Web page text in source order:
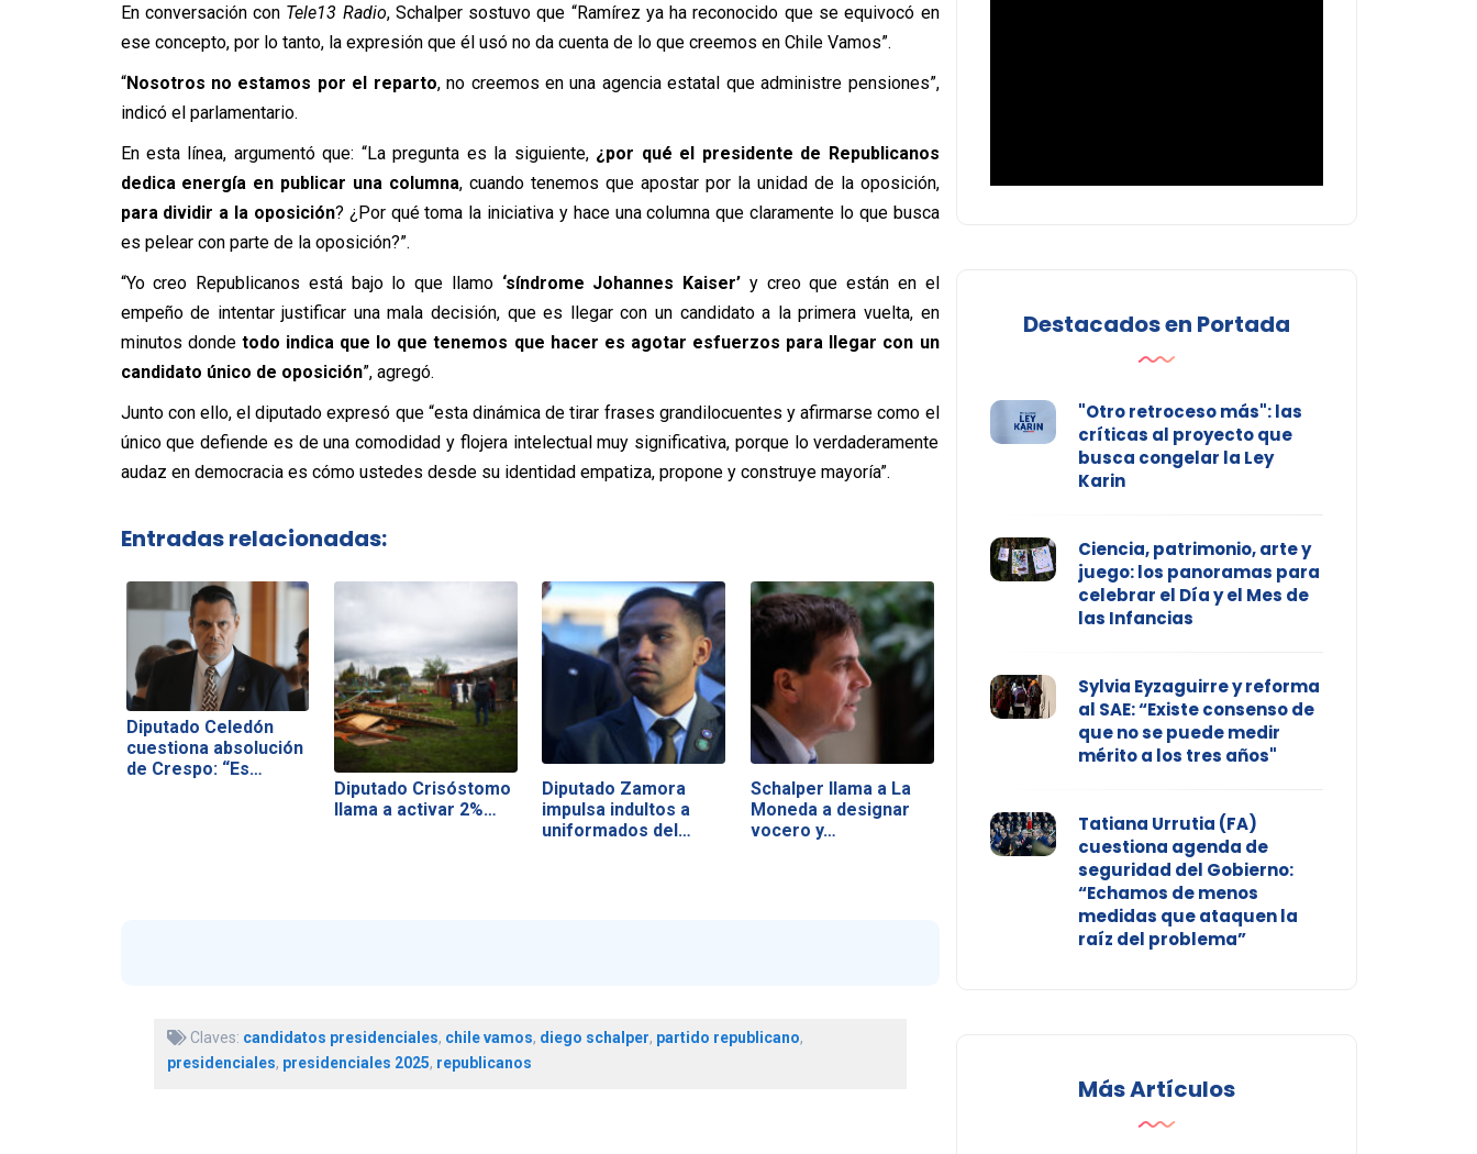
En conversación con Tele13 Radio, Schalper sostuvo que “Ramírez ya ha reconocido que se equivocó en
ese concepto, por lo tanto, la expresión que él usó no da cuenta de lo que creemos en Chile Vamos”.
“Nosotros no estamos por el reparto, no creemos en una agencia estatal que administre pensiones”,
indicó el parlamentario.
En esta línea, argumentó que: “La pregunta es la siguiente,¿por qué el presidente de Republicanos
dedica energía en publicar una columna, cuando tenemos que apostar por la unidad de la oposición,
para dividir a la oposición? ¿Por qué toma la iniciativa y hace una columna que claramente lo que busca
es pelear con parte de la oposición?”.
“Yo creo Republicanos está bajo lo que llamo ‘síndrome Johannes Kaiser’ y creo que están en el
empeño de intentar justificar una mala decisión, que es llegar con un candidato a la primera vuelta, en
minutos dondetodo indica que lo que tenemos que hacer es agotar esfuerzos para llegar con un
candidato único de oposición”, agregó.
Junto con ello, el diputado expresó que “esta dinámica de tirar frases grandilocuentes y afirmarse como el
único que defiende es de una comodidad y flojera intelectual muy significativa, porque lo verdaderamente
audaz en democracia es cómo ustedes desde su identidad empatiza, propone y construye mayoría”.
Entradas relacionadas:
Diputado Celedón
cuestiona absolución
de Crespo: “Es…
Diputado Crisóstomo
llama a activar 2%…
Diputado Zamora
impulsa indultos a
uniformados del…
Schalper llama a La
Moneda a designar
vocero y…
Claves: candidatos presidenciales, chile vamos, diego schalper, partido republicano,
presidenciales, presidenciales 2025, republicanos
Destacados en Portada
"Otro retroceso más": las
críticas al proyecto que
busca congelar la Ley
Karin
Ciencia, patrimonio, arte y
juego: los panoramas para
celebrar el Día y el Mes de
las Infancias
Sylvia Eyzaguirre y reforma
al SAE: “Existe consenso de
que no se puede medir
mérito a los tres años"
Tatiana Urrutia (FA)
cuestiona agenda de
seguridad del Gobierno:
“Echamos de menos
medidas que ataquen la
raíz del problema”
Más Artículos